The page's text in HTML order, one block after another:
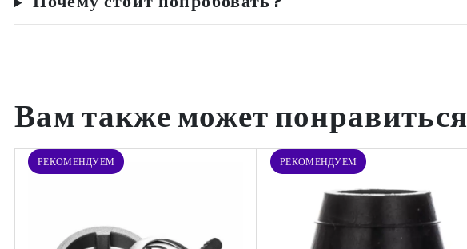
Вам также может понравиться
РЕКОМЕНДУЕМ РЕКОМЕНДУЕМ